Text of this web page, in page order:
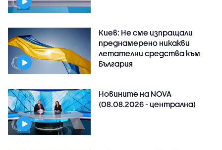
Киев: Не сме изпращали
преднамерено никакви
летателни средства към
България
Новините на NOVA
(08.08.2026 - централна)